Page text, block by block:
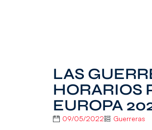
LAS
HORARIOS
EUROPA
09/05/2022 Guerreras